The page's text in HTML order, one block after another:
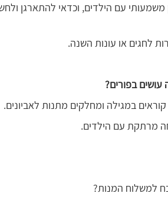
משמעותי עם הילדים, וכדאי להתארגן
לחגים או עונות השנה.
בפורים?
במגילה ומחלקים מתנות לאביונים.
מרתקת עם הילדים.
למשלוח המנות?